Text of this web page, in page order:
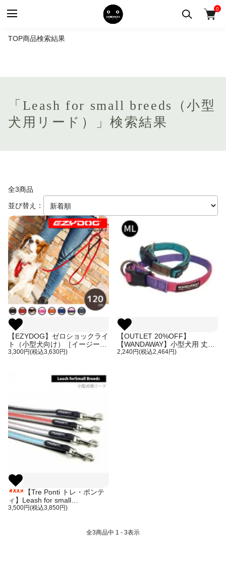
0
TOP商品検索結果
「Leash for small breeds（小型
犬用リード）」検索結果
全3商品
並び替え：
【EZYDOG】ゼロショックライ
ト（小型犬向け）［イージード
ッグ／平紐型のショック吸収リ
3,300円(税込3,630円)
【OUTLET 20%OFF】
【WANDAWAY】小型犬用 丈夫
で軽く水に強いPPクッション首
2,240円(税込2,464円)
【Tre Ponti トレ・ポンテ
ィ】Leash for small
breeds（小型犬用リード）
3,500円(税込3,850円)
全3商品中 1 - 3表示